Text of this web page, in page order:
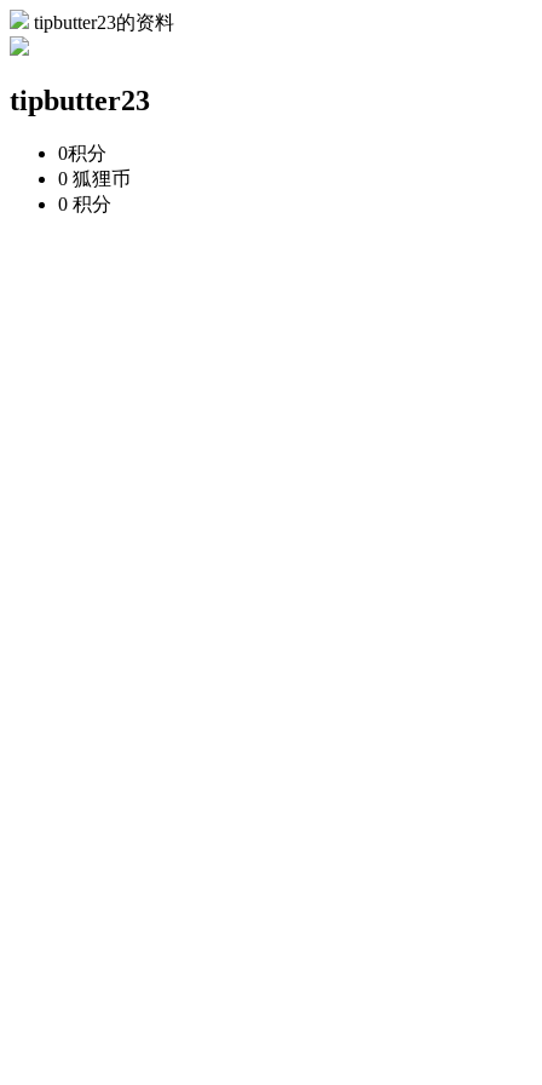
tipbutter23的资料
tipbutter23
0积分
0 狐狸币
0 积分